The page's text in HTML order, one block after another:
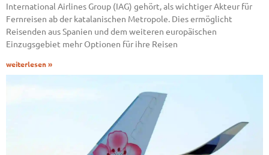
International Airlines Group (IAG) gehört, als wichtiger Akteur für
Fernreisen ab der katalanischen Metropole. Dies ermöglicht
Reisenden aus Spanien und dem weiteren europäischen
Einzugsgebiet mehr Optionen für ihre Reisen
weiterlesen »